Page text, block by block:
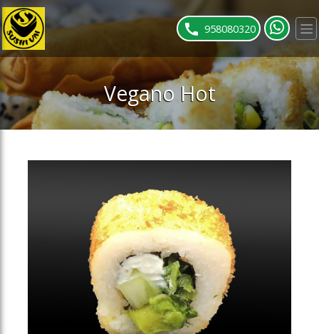
slideout menu. 958080320
Vegano Hot